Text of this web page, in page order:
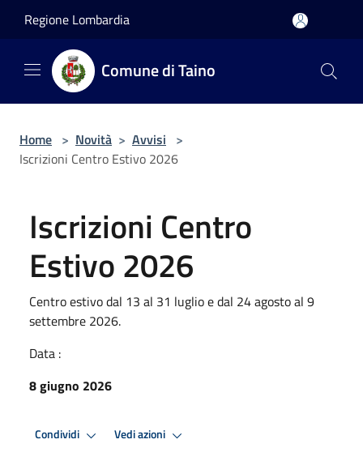
Regione Lombardia
Comune di Taino
Home > Novità > Avvisi >
Iscrizioni Centro Estivo 2026
Iscrizioni Centro
Estivo 2026
Centro estivo dal 13 al 31 luglio e dal 24 agosto al 9
settembre 2026.
Data :
8 giugno 2026
Condividi Vedi azioni